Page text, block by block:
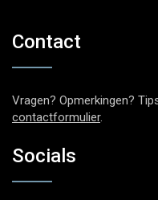
Contact
Vragen? Opmerkingen?
contactformulier.
Socials